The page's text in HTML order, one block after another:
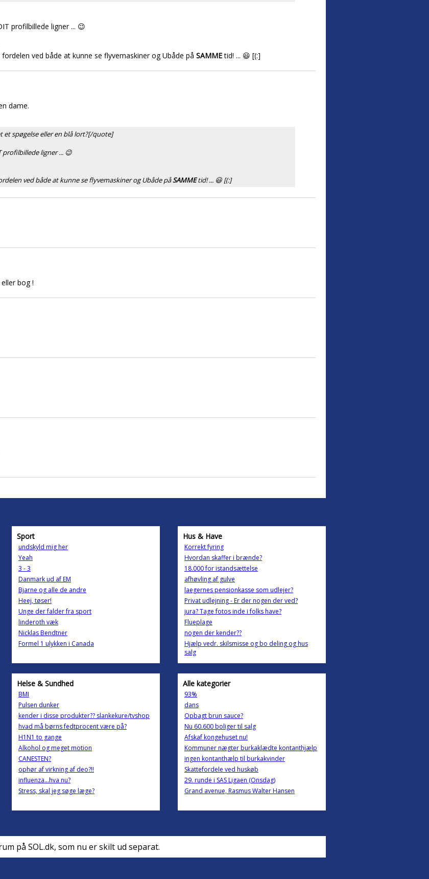
profilbillede ligner ... 😉
ved både at kunne se flyvemaskiner og Ubåde på SAMMEtid! ... 😃 [(:]
dame.
et spøgelse eller en blå lort?[/quote]
profilbillede ligner ... 😉
ved både at kunne se flyvemaskiner og Ubåde påSAMMEtid! ... 😃 [(:]
bog !
Sport
undskyld mig her
Yeah
3 - 3
Danmark ud af EM
Bjarne og alle de andre
Heej, tøser!
Unge der falder fra sport
linderoth væk
Nicklas Bendtner
Formel 1 ulykken i Canada
Hus & Have
Korrekt fyring
Hvordan skaffer i brænde?
18.000 for istandsættelse
afhøvling af gulve
laegernes pensionkasse som udlejer?
Privat udlejning - Er der nogen der ved?
jura? Tage fotos inde i folks have?
Flueplage
nogen der kender??
Hjælp vedr. skilsmisse og bo deling og hus
salg
Helse & Sundhed
BMI
Pulsen dunker
kender i disse produkter?? slankekure/tvshop
hvad må børns fedtprocent være på?
H1N1 to gange
Alkohol og meget motion
CANESTEN?
ophør af virkning af deo?!!
influenza...hva nu?
Stress, skal jeg søge læge?
Alle kategorier
93%
dans
Opbagt brun sauce?
Nu 60.600 boliger til salg
Afskaf kongehuset nu!
Kommuner nægter burkaklædte kontanthjælp
ingen kontanthælp til burkakvinder
Skattefordele ved huskøb
29. runde i SAS Ligaen (Onsdag)
Grand avenue, Rasmus Walter Hansen
på SOL.dk, som nu er skilt ud separat.